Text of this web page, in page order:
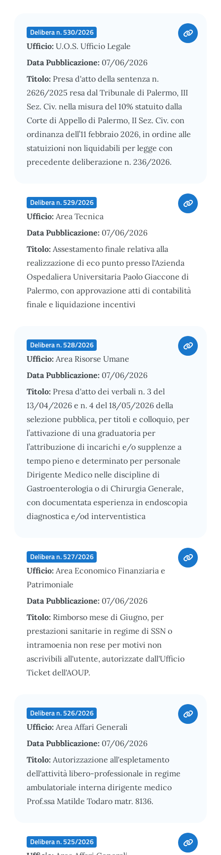
Delibera n. 530/2026
Ufficio: U.O.S. Ufficio Legale
Data Pubblicazione: 07/06/2026
Titolo: Presa d'atto della sentenza n.
2626/2025 resa dal Tribunale di Palermo, III
Sez. Civ. nella misura del 10% statuito dalla
Corte di Appello di Palermo, II Sez. Civ. con
ordinanza dell’11 febbraio 2026, in ordine alle
statuizioni non liquidabili per legge con
precedente deliberazione n. 236/2026.
Delibera n. 529/2026
Ufficio: Area Tecnica
Data Pubblicazione: 07/06/2026
Titolo: Assestamento finale relativa alla
realizzazione di eco punto presso l'Azienda
Ospedaliera Universitaria Paolo Giaccone di
Palermo, con approvazione atti di contabilità
finale e liquidazione incentivi
Delibera n. 528/2026
Ufficio: Area Risorse Umane
Data Pubblicazione: 07/06/2026
Titolo: Presa d'atto dei verbali n. 3 del
13/04/2026 e n. 4 del 18/05/2026 della
selezione pubblica, per titoli e colloquio, per
l’attivazione di una graduatoria per
l’attribuzione di incarichi e/o supplenze a
tempo pieno e determinato per personale
Dirigente Medico nelle discipline di
Gastroenterologia o di Chirurgia Generale,
con documentata esperienza in endoscopia
diagnostica e/od interventistica
Delibera n. 527/2026
Ufficio: Area Economico Finanziaria e
Patrimoniale
Data Pubblicazione: 07/06/2026
Titolo: Rimborso mese di Giugno, per
prestazioni sanitarie in regime di SSN o
intramoenia non rese per motivi non
ascrivibili all'utente, autorizzate dall'Ufficio
Ticket dell'AOUP.
Delibera n. 526/2026
Ufficio: Area Affari Generali
Data Pubblicazione: 07/06/2026
Titolo: Autorizzazione all'espletamento
dell'attività libero-professionale in regime
ambulatoriale interna dirigente medico
Prof.ssa Matilde Todaro matr. 8136.
Delibera n. 525/2026